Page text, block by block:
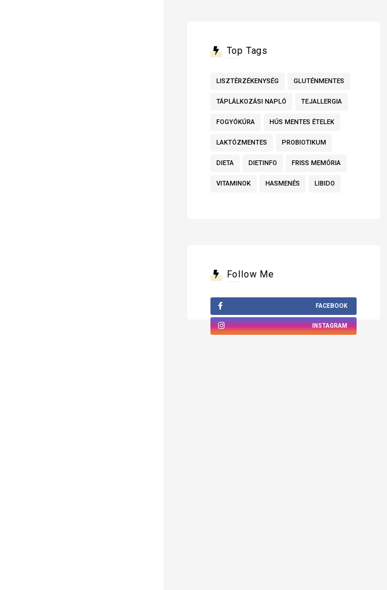
Top Tags
LISZTÉRZÉKENYSÉG GLUTÉNMENTES
TÁPLÁLKOZÁSI NAPLÓ TEJALLERGIA
FOGYÓKÚRA HÚS MENTES ÉTELEK
LAKTÓZMENTES PROBIOTIKUM
DIETA DIETINFO FRISS MEMÓRIA
VITAMINOK HASMENÉS LIBIDO
Follow Me
FACEBOOK
INSTAGRAM